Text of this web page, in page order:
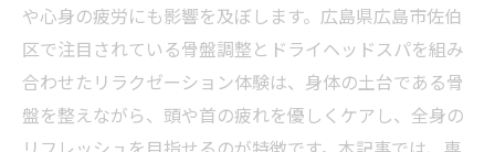
や心身の疲労にも影響を及ぼします。広島県広島市佐伯
区で注目されている骨盤調整とドライヘッドスパを組み
合わせたリラクゼーション体験は、身体の土台である骨
盤を整えながら、頭や首の疲れを優しくケアし、全身の